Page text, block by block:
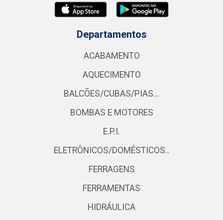
Departamentos
ACABAMENTO
AQUECIMENTO
BALCÕES/CUBAS/PIAS...
BOMBAS E MOTORES
E.P.I.
ELETRÔNICOS/DOMÉSTICOS..
FERRAGENS
FERRAMENTAS
HIDRÁULICA